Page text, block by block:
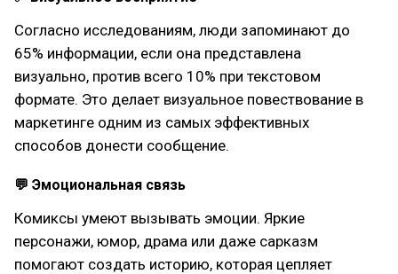
Согласно исследованиям, люди запоминают до
65% информации, если она представлена
визуально, против всего 10% при текстовом
формате. Это делает визуальное повествование в
маркетинге одним из самых эффективных
способов донести сообщение.
💬 Эмоциональная связь
Комиксы умеют вызывать эмоции. Яркие
персонажи, юмор, драма или даже сарказм
помогают создать историю, которая цепляет